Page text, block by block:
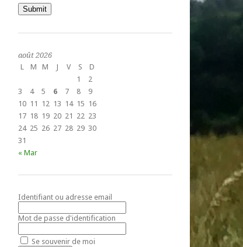
août 2026
L
M M J V S
D
1
2
3
4 5 6 7 8
9
10 11 12 13 14 15 16
17 18 19 20 21 22 23
24 25 26 27 28 29 30
31
« Mar
Identifiant ou adresse email
Mot de passe d'identification
Se souvenir de moi